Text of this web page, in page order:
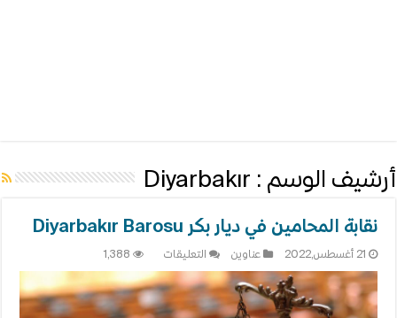
أرشيف الوسم : Diyarbakır
نقابة المحامين في ديار بكر Diyarbakır Barosu
21 أغسطس,2022 عناوين التعليقات
المحامين
في
ديار
1,388